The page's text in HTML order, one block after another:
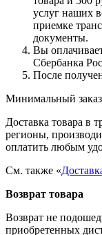
услуг наших
приемке
документы.
Вы
Сбербанка
После
Минимальный
Доставка товара в
регионы,
оплатить любым
См. также «
Возврат товара
Возврат не
приобретенных